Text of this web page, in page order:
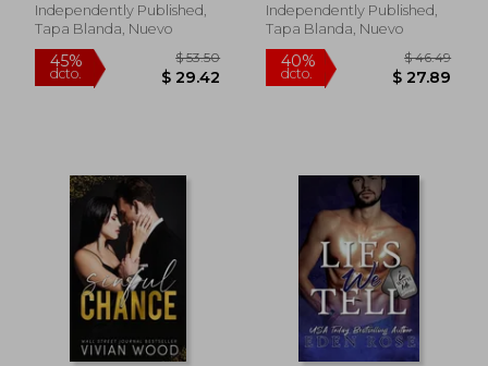
45%
dcto. $ 22.74
45%
dcto.
Independently Published,
Tapa Blanda, Nuevo
Independently Published,
Tapa Blanda, Nuevo